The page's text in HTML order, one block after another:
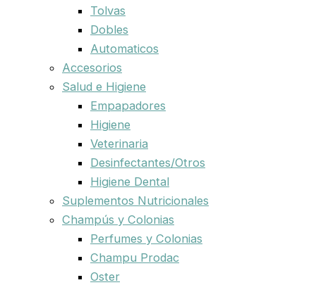
Tolvas
Dobles
Automaticos
Accesorios
Salud e Higiene
Empapadores
Higiene
Veterinaria
Desinfectantes/Otros
Higiene Dental
Suplementos Nutricionales
Champús y Colonias
Perfumes y Colonias
Champu Prodac
Oster